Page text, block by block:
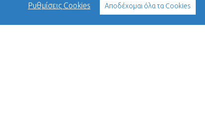
Ρυθμίσεις Cookies Αποδέχομαι όλα τα Cookies